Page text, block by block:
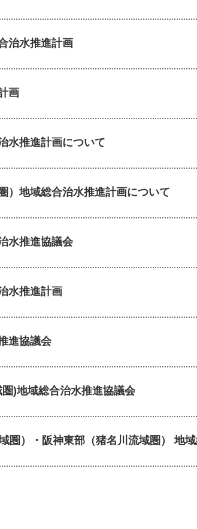
治水推進計画
画
水推進計画について
）地域総合治水推進計画について
水推進協議会
水推進計画
進協議会
)地域総合治水推進協議会
圏）・阪神東部（猪名川流域圏） 地